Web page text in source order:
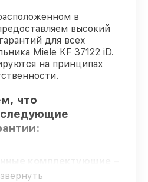
в
высокий
для всех
Miele KF 37122 iD.
на принципах
что
комплектующие
починки применяются